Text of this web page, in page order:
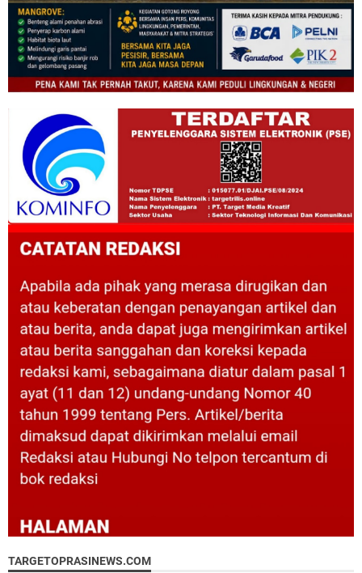
TARGETOPRASINEWS.COM